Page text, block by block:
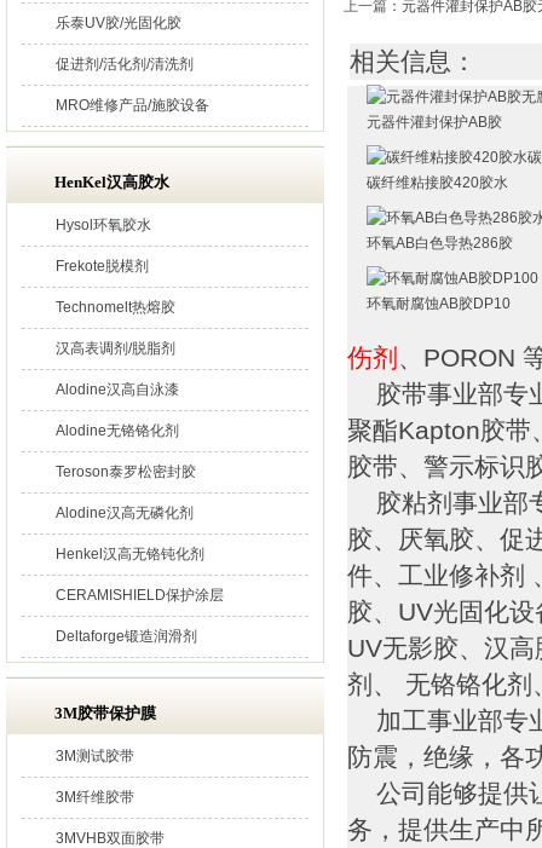
乐泰UV胶/光固化胶
促进剂/活化剂/清洗剂
MRO维修产品/施胶设备
HenKel汉高胶水
Hysol环氧胶水
Frekote脱模剂
Technomelt热熔胶
汉高表调剂/脱脂剂
Alodine汉高自泳漆
Alodine无铬铬化剂
Teroson泰罗松密封胶
Alodine汉高无磷化剂
Henkel汉高无铬钝化剂
CERAMISHIELD保护涂层
Deltaforge锻造润滑剂
3M胶带保护膜
3M测试胶带
3M纤维胶带
3MVHB双面胶带
上一篇 ： 元器件灌封保护AB
相关信息：
元器件灌封保护AB胶
碳纤维粘接胶420胶水
环氧AB白色导热286胶
环氧耐腐蚀AB胶DP10
伤剂 、PORON
胶带事业部专
聚酯Kapton胶带
胶带、警示标识
胶粘剂事业部
胶、厌氧胶、促
件、工业修补剂
胶、UV光固化
UV无影胶、汉
剂、 无铬铬化剂
加工事业部专
防震，绝缘，各
公司能够提供
务，提供生产中